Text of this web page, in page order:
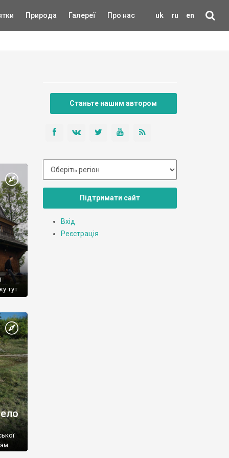
uk ru en
Природа Галереї Про нас
тут
Станьте нашим автором
Підтримати сайт
Вхід
Реєстрація